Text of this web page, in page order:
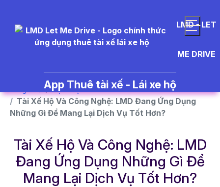
LMD - LET
ME DRIVE
App Thuê tài xế - Lái xe hộ
Trang chủ
Dịch vụ
Tài Xế Hộ Và Công Nghệ: LMD Đang Ứng Dụng
Những Gì Để Mang Lại Dịch Vụ Tốt Hơn?
Tài Xế Hộ Và Công Nghệ: LMD
Đang Ứng Dụng Những Gì Để
Mang Lại Dịch Vụ Tốt Hơn?